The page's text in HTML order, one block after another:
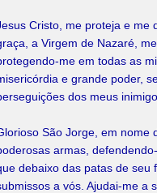
Cristo, me proteja e me
a Virgem de Nazaré,
me em todas as
e grande poder,
dos meus
São Jorge, em nome
armas,
debaixo das patas de seu
a vós. Ajudai-me a